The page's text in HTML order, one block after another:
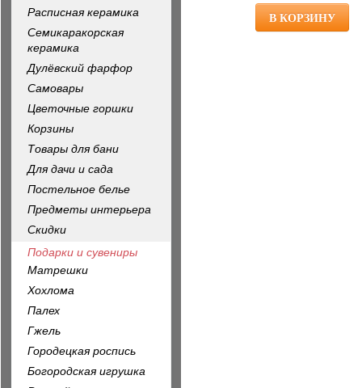
Расписная керамика
Семикаракорская
керамика
Дулёвский фарфор
Самовары
Цветочные горшки
Корзины
Товары для бани
Для дачи и сада
Постельное белье
Предметы интерьера
Скидки
Подарки и сувениры
Матрешки
Хохлома
Палех
Гжель
Городецкая роспись
Богородская игрушка